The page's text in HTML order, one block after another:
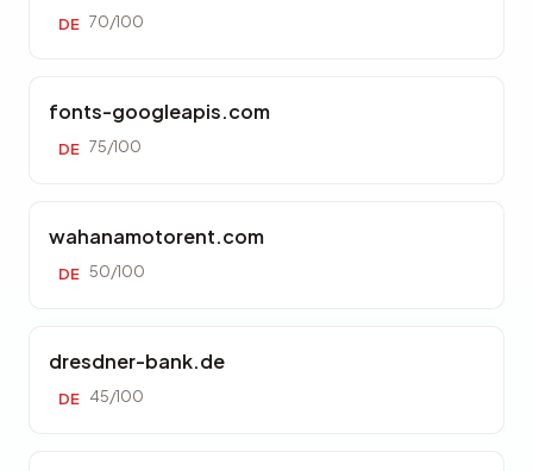
DE 70/100
fonts-googleapis.com
DE 75/100
wahanamotorent.com
DE 50/100
dresdner-bank.de
DE 45/100